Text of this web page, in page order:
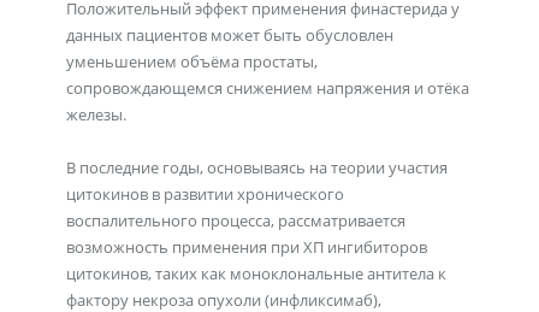
Положительный эффект применения финастерида у
данных пациентов может быть обусловлен
уменьшением объёма простаты,
сопровождающемся снижением напряжения и отёка
железы.
В последние годы, основываясь на теории участия
цитокинов в развитии хронического
воспалительного процесса, рассматривается
возможность применения при ХП ингибиторов
цитокинов, таких как моноклональные антитела к
фактору некроза опухоли (инфликсимаб),